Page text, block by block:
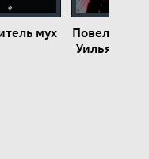
мух
Повелитель
Уильям